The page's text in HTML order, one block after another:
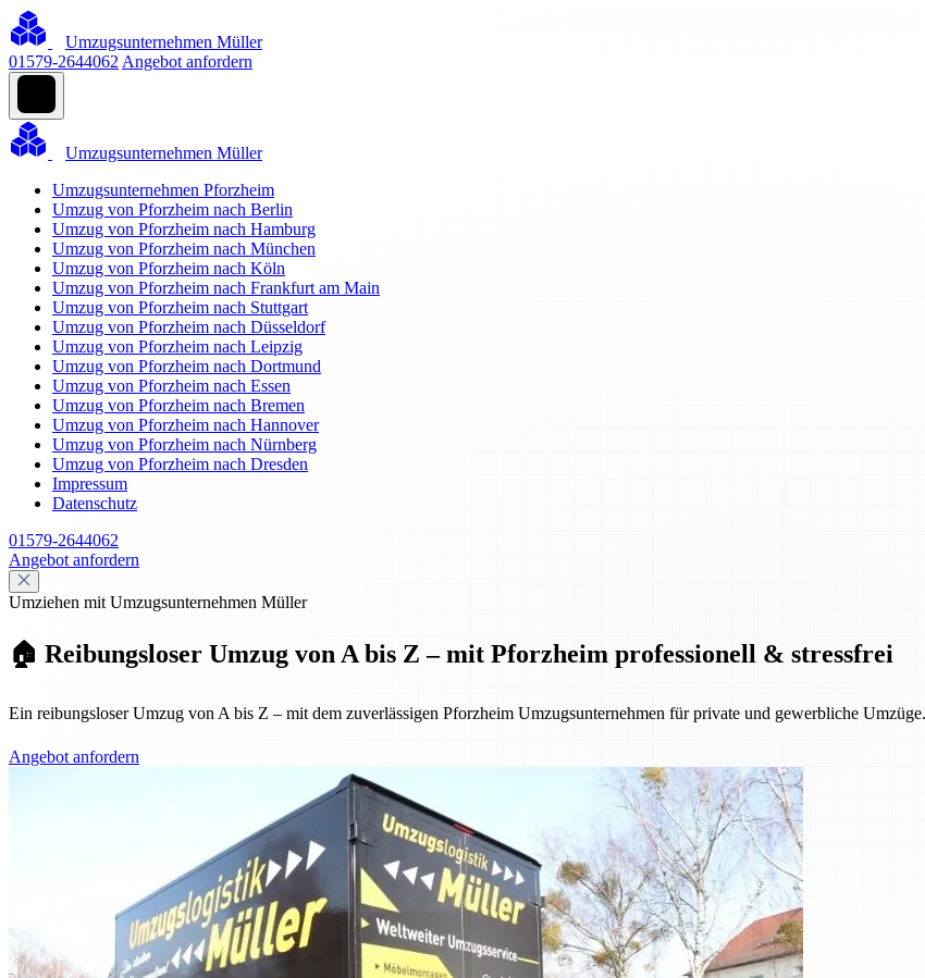
Umzugsunternehmen Müller
01579-2644062 Angebot anfordern
Umzugsunternehmen Müller
Umzugsunternehmen Pforzheim
Umzug von Pforzheim nach Berlin
Umzug von Pforzheim nach Hamburg
Umzug von Pforzheim nach München
Umzug von Pforzheim nach Köln
Umzug von Pforzheim nach Frankfurt am Main
Umzug von Pforzheim nach Stuttgart
Umzug von Pforzheim nach Düsseldorf
Umzug von Pforzheim nach Leipzig
Umzug von Pforzheim nach Dortmund
Umzug von Pforzheim nach Essen
Umzug von Pforzheim nach Bremen
Umzug von Pforzheim nach Hannover
Umzug von Pforzheim nach Nürnberg
Umzug von Pforzheim nach Dresden
Impressum
Datenschutz
01579-2644062
Angebot anfordern
Umziehen mit Umzugsunternehmen Müller
🏠 Reibungsloser Umzug von A bis Z – mit Pforzheim professionell & stressfrei
Ein reibungsloser Umzug von A bis Z – mit dem zuverlässigen Pforzheim Umzugsunternehmen für private und gewerbliche
Angebot anfordern